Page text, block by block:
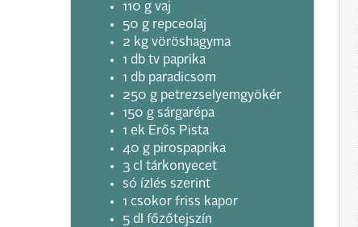
110 g vaj
50 g repceolaj
2 kg vöröshagyma
1 db tv paprika
1 db paradicsom
250 g petrezselyemgyökér
150 g sárgarépa
1 ek Erős Pista
40 g pirospaprika
3 cl tárkonyecet
só ízlés szerint
1 csokor friss kapor
5 dl főzőtejszín